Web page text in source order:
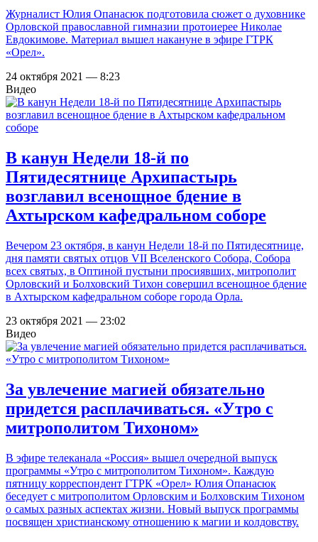
Журналист Юлия Опанасюк подготовила сюжет о духовнике
Орловской православной гимназии протоиерее Николае
Евдокимове. Материал вышел накануне в эфире ГТРК
«Орел».
24 октября 2021 — 8:23
Видео
В канун Недели 18-й по
Пятидесятнице Архипастырь
возглавил всенощное бдение в
Ахтырском кафедральном соборе
Вечером 23 октября, в канун Недели 18-й по Пятидесятнице,
дня памяти святых отцов VII Вселенского Собора, Собора
всех святых, в Оптиной пустыни просиявших, митрополит
Орловский и Болховский Тихон совершил всенощное бдение
в Ахтырском кафедральном соборе города Орла.
23 октября 2021 — 23:02
Видео
За увлечение магией обязательно
придется расплачиваться. «Утро с
митрополитом Тихоном»
В эфире телеканала «Россия» вышел очередной выпуск
программы «Утро с митрополитом Тихоном». Каждую
пятницу корреспондент ГТРК «Орел» Юлия Опанасюк
беседует с митрополитом Орловским и Болховским Тихоном
о самых разных аспектах жизни. Новый выпуск программы
посвящен христианскому отношению к магии и колдовству.